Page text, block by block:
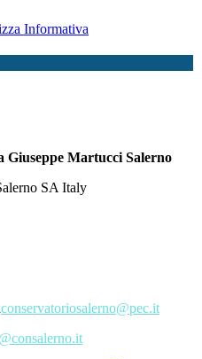
Informativa
Giuseppe Martucci Salerno
SA Italy
conservatoriosalerno@pec.it